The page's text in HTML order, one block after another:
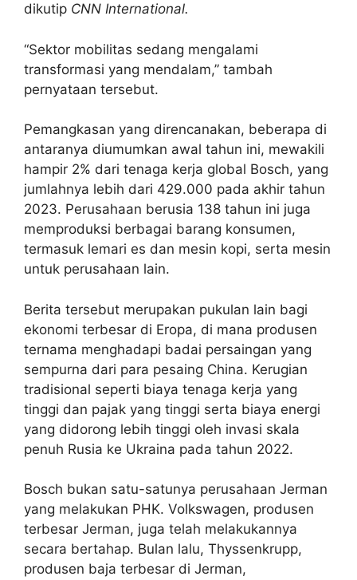
dikutip CNN International.
“Sektor mobilitas sedang mengalami
transformasi yang mendalam,” tambah
pernyataan tersebut.
Pemangkasan yang direncanakan, beberapa di
antaranya diumumkan awal tahun ini, mewakili
hampir 2% dari tenaga kerja global Bosch, yang
jumlahnya lebih dari 429.000 pada akhir tahun
2023. Perusahaan berusia 138 tahun ini juga
memproduksi berbagai barang konsumen,
termasuk lemari es dan mesin kopi, serta mesin
untuk perusahaan lain.
Berita tersebut merupakan pukulan lain bagi
ekonomi terbesar di Eropa, di mana produsen
ternama menghadapi badai persaingan yang
sempurna dari para pesaing China. Kerugian
tradisional seperti biaya tenaga kerja yang
tinggi dan pajak yang tinggi serta biaya energi
yang didorong lebih tinggi oleh invasi skala
penuh Rusia ke Ukraina pada tahun 2022.
Bosch bukan satu-satunya perusahaan Jerman
yang melakukan PHK. Volkswagen, produsen
terbesar Jerman, juga telah melakukannya
secara bertahap. Bulan lalu, Thyssenkrupp,
produsen baja terbesar di Jerman,